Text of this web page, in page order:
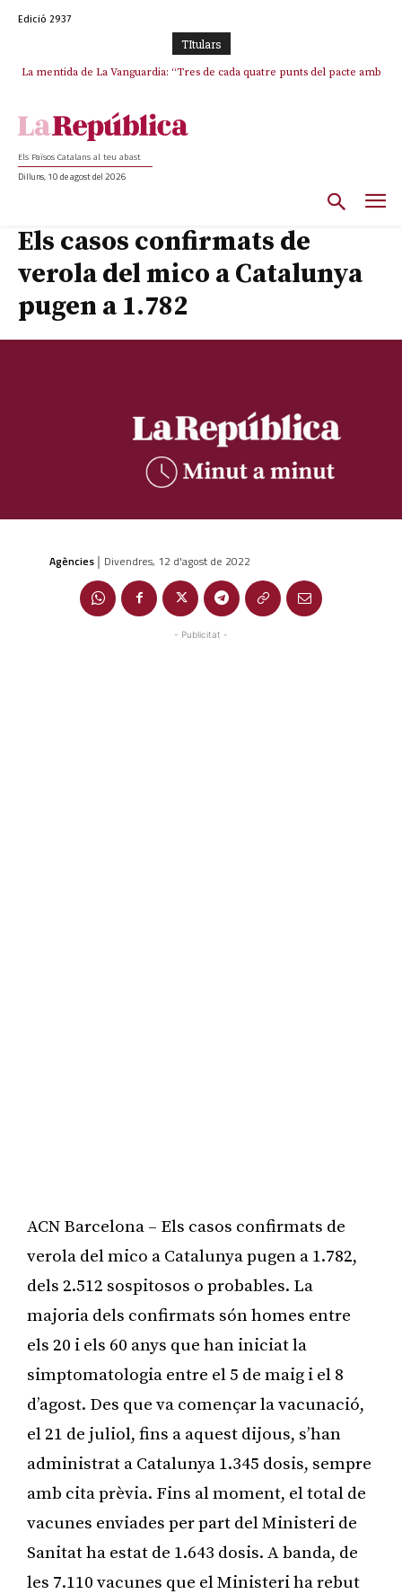
Edició 2937
TItulars
La mentida de La Vanguardia: “Tres de cada quatre punts del pacte amb
Els Països Catalans al teu abast
Dilluns, 10 de agost del 2026
Els casos confirmats de
verola del mico a Catalunya
pugen a 1.782
Agències | Divendres, 12 d'agost de 2022
- Publicitat -
ACN Barcelona – Els casos confirmats de
verola del mico a Catalunya pugen a 1.782,
dels 2.512 sospitosos o probables. La
majoria dels confirmats són homes entre
els 20 i els 60 anys que han iniciat la
simptomatologia entre el 5 de maig i el 8
d’agost. Des que va començar la vacunació,
el 21 de juliol, fins a aquest dijous, s’han
administrat a Catalunya 1.345 dosis, sempre
amb cita prèvia. Fins al moment, el total de
vacunes enviades per part del Ministeri de
Sanitat ha estat de 1.643 dosis. A banda, de
les 7.110 vacunes que el Ministeri ha rebut